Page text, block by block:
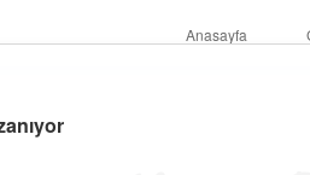
Anasayfa